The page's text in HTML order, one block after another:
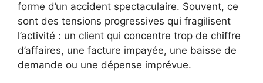
forme d’un accident spectaculaire. Souvent, ce
sont des tensions progressives qui fragilisent
l’activité : un client qui concentre trop de chiffre
d’affaires, une facture impayée, une baisse de
demande ou une dépense imprévue.